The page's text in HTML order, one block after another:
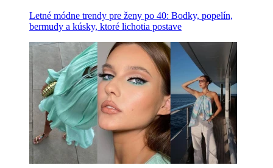
Letné módne trendy pre ženy po 40: Bodky, popelín,
bermudy a kúsky, ktoré lichotia postave